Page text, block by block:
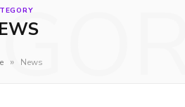
» News